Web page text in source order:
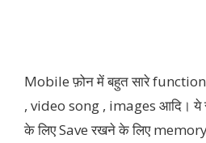
Mobile फ़ोन में बहुत सारे
, video song , images आदि। ये
के लिए Save रखने के लिए